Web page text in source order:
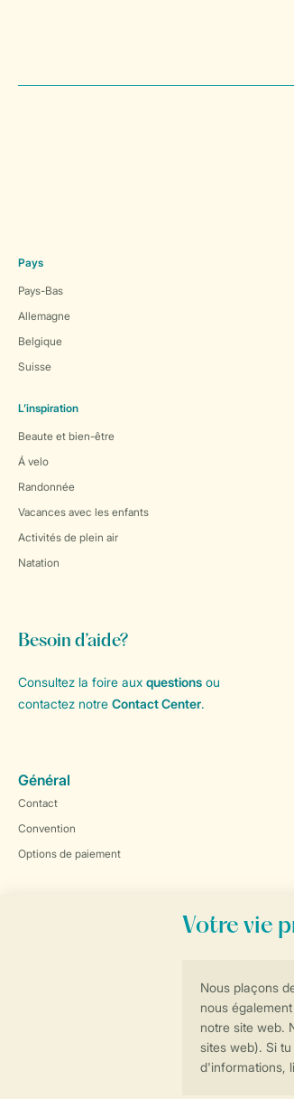
Pays
Pays-Bas
Allemagne
Belgique
Suisse
L’inspiration
Beaute et bien-être
Á velo
Randonnée
Vacances avec les enfants
Activités de plein air
Natation
Besoin d’aide?
Consultez la foire aux questions ou
contactez notre Contact Center.
Général
Contact
Convention
Options de paiement